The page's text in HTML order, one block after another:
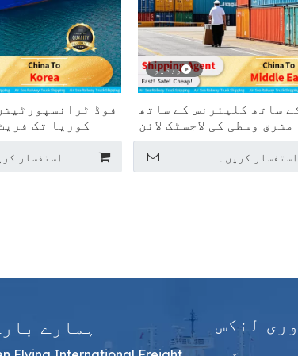
ویڈیو
ساتھ کلیئرنس کے ساتھ
مشرق وسطی کی لاجسٹک لائن
استفسار کریں۔
فوڈ
کوریا تک
استفسار
ہمارے لنکس